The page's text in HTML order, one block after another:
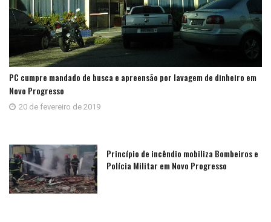
PC cumpre mandado de busca e apreensão por lavagem de dinheiro em
Novo Progresso
20 de fevereiro de 2019
Princípio de incêndio mobiliza Bombeiros e
Polícia Militar em Novo Progresso